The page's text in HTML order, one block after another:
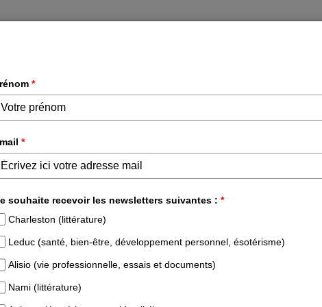
PROFESSIONNEL
NOS LIVRES
ACCUEIL TOUS LES AUTEURS INSAFF EL HASSINI